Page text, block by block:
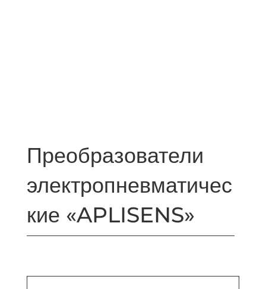
Преобразователи
электропневматичес
кие «APLISENS»